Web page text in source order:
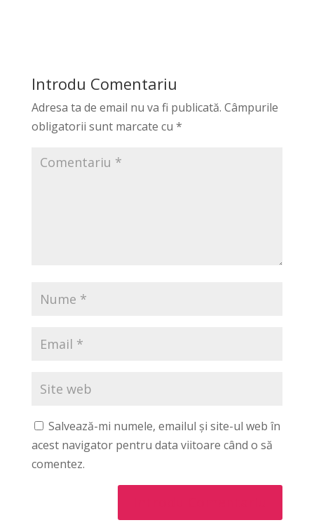
Introdu Comentariu
Adresa ta de email nu va fi publicată. Câmpurile
obligatorii sunt marcate cu *
Salvează-mi numele, emailul și site-ul web în
acest navigator pentru data viitoare când o să
comentez.